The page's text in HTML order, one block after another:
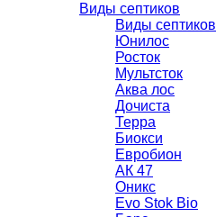
Виды септиков
Виды септиков
Юнилос
Росток
Мультсток
Аква лос
Дочиста
Терра
Биокси
Евробион
АК 47
Оникс
Evo Stok Bio